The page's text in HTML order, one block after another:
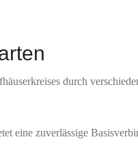
durch
eine zuverlässige